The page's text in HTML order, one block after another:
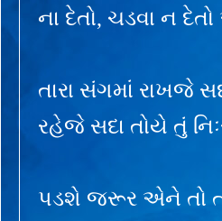
ના દેતો, ચડવા ન
તારા સંગમાં રાખજે
રહેજે સદા તોયે તું
પડશે જરૂર એને તો